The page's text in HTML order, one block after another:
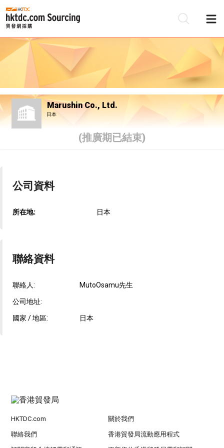
Marushin Co., Ltd.
日本
(推廣期已結束)
公司資料
所在地: 日本
聯絡資料
聯絡人: MutoOsamu先生
公司地址:
國家 / 地區: 日本
HKTDC.com 關於我們
聯絡我們 香港貿發局流動應用程式